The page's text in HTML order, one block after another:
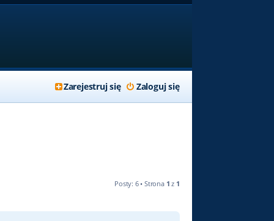
Zaloguj się
Zarejestruj się
Posty: 6 • Strona 1 z 1